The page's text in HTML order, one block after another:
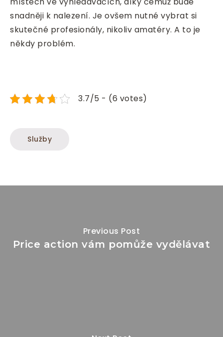
snadněji k nalezení. Je ovšem nutné vybrat si
skutečné profesionály, nikoliv amatéry. A to je
někdy problém.
3.7/5 - (6 votes)
Služby
Previous Post
Price action vám pomůže vydělávat